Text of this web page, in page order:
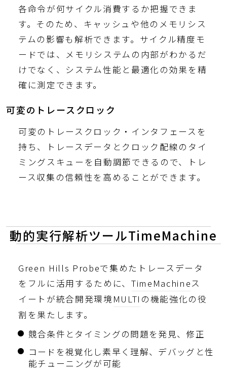
各命令が何サイクル消費するか把握できま
す。そのため、キャッシュや他のメモリシス
テムの影響も解析できます。サイクル精度モ
ードでは、メモリシステムの内部がわかるだ
けでなく、システム性能と最適化の効果を精
確に測定できます。
可変のトレースクロック
可変のトレースクロック・インタフェースを
持ち、トレースデータとクロック配線のタイ
ミングスキューを自動調節できるので、トレ
ース収集の信頼性を高めることができます。
動的実行解析ツールTimeMachine
Green Hills Probeで集めたトレースデータ
をフルに活用するために、 TimeMachineス
イートが統合開発環境MULTI の機能強化の役
割を果たします。
競合条件とタイミングの問題を発見、修正
コードを視覚化し素早く理解、デバッグと性
能チューニングが可能